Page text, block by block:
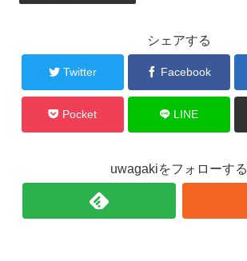
シェアする
Twitter Facebook
Pocket LINE
uwagakiをフォローする